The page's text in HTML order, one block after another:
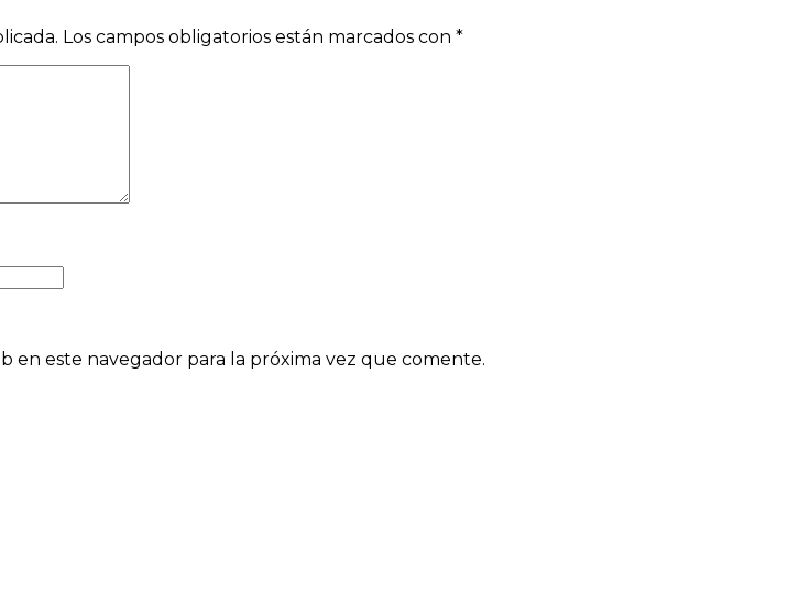
Los campos obligatorios están marcados con *
en este navegador para la próxima vez que comente.